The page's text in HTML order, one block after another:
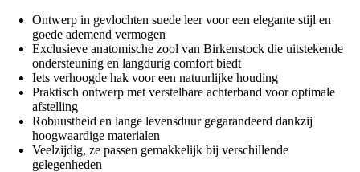
Ontwerp in gevlochten suede leer voor een elegante stijl en
goede ademend vermogen
Exclusieve anatomische zool van Birkenstock die uitstekende
ondersteuning en langdurig comfort biedt
Iets verhoogde hak voor een natuurlijke houding
Praktisch ontwerp met verstelbare achterband voor optimale
afstelling
Robuustheid en lange levensduur gegarandeerd dankzij
hoogwaardige materialen
Veelzijdig, ze passen gemakkelijk bij verschillende
gelegenheden